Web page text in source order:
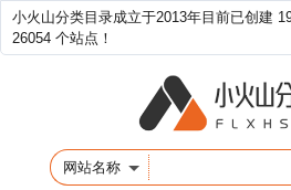
小火山分类目录成立于2013年目前已创建
26054 个站点！
网站名称